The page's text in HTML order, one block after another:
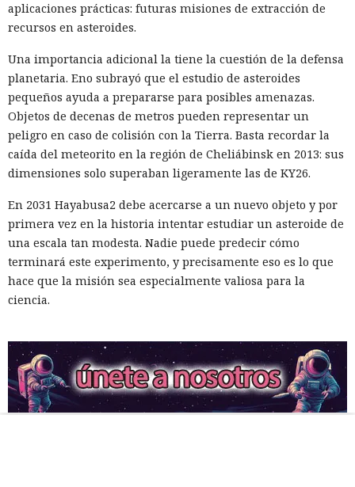
aplicaciones prácticas: futuras misiones de extracción de
recursos en asteroides.
Una importancia adicional la tiene la cuestión de la defensa
planetaria. Eno subrayó que el estudio de asteroides
pequeños ayuda a prepararse para posibles amenazas.
Objetos de decenas de metros pueden representar un
peligro en caso de colisión con la Tierra. Basta recordar la
caída del meteorito en la región de Cheliábinsk en 2013: sus
dimensiones solo superaban ligeramente las de KY26.
En 2031 Hayabusa2 debe acercarse a un nuevo objeto y por
primera vez en la historia intentar estudiar un asteroide de
una escala tan modesta. Nadie puede predecir cómo
terminará este experimento, y precisamente eso es lo que
hace que la misión sea especialmente valiosa para la
ciencia.